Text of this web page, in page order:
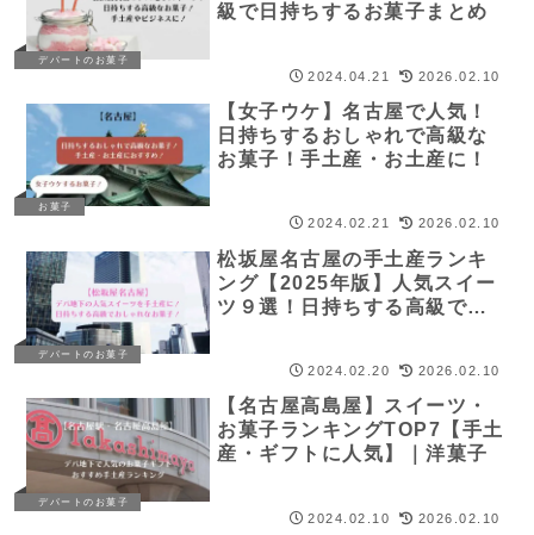
デパートのお菓子
級で日持ちするお菓子まとめ
2024.04.21 2026.02.10
お菓子
【女子ウケ】名古屋で人気！
日持ちするおしゃれで高級な
お菓子！手土産・お土産に！
2024.02.21 2026.02.10
デパートのお菓子
松坂屋名古屋の手土産ランキ
ング【2025年版】人気スイー
ツ９選！日持ちする高級でお
2024.02.20 2026.02.10
デパートのお菓子
【名古屋高島屋】スイーツ・
お菓子ランキングTOP7【手土
産・ギフトに人気】｜洋菓子
2024.02.10 2026.02.10